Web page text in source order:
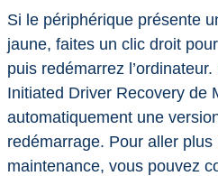
Si le périphérique présente
jaune, faites un clic droit
puis redémarrez
Initiated Driver Recovery de
automatiquement une
redémarrage. Pour aller plus
maintenance, vous pouvez